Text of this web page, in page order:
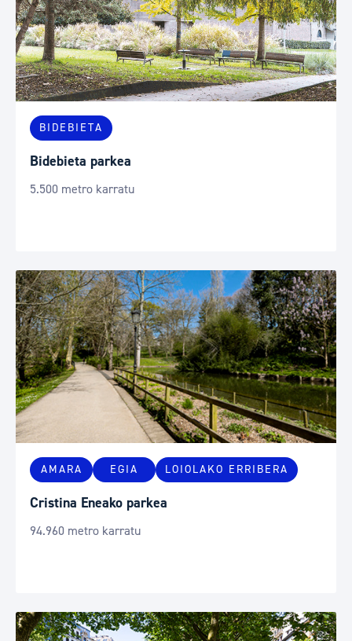
BIDEBIETA
Bidebieta parkea
5.500 metro karratu
AMARA EGIA LOIOLAKO ERRIBERA
Cristina Eneako parkea
94.960 metro karratu